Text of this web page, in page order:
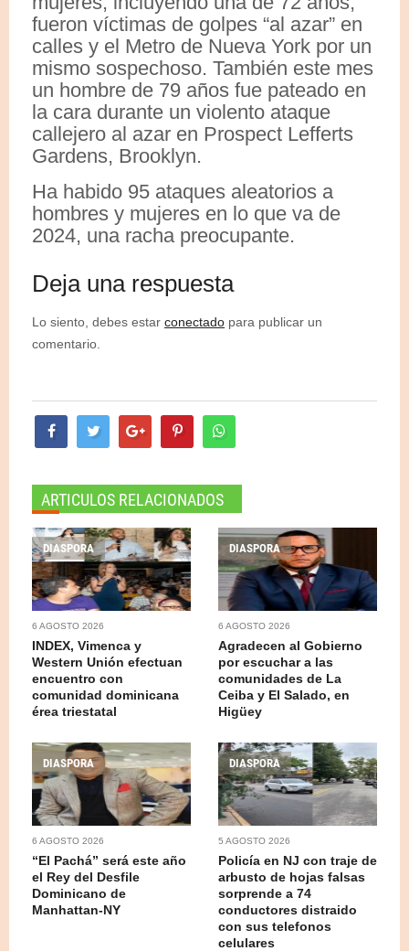
fueron víctimas de golpes “al azar” en
calles y el Metro de Nueva York por un
mismo sospechoso. También este mes
un hombre de 79 años fue pateado en
la cara durante un violento ataque
callejero al azar en Prospect Lefferts
Gardens, Brooklyn.
Ha habido 95 ataques aleatorios a
hombres y mujeres en lo que va de
2024, una racha preocupante.
Deja una respuesta
Lo siento, debes estar conectado para publicar un
comentario.
ARTICULOS RELACIONADOS
DIASPORA
6 AGOSTO 2026
INDEX, Vimenca y
Western Unión efectuan
encuentro con
comunidad dominicana
érea triestatal
DIASPORA
6 AGOSTO 2026
Agradecen al Gobierno
por escuchar a las
comunidades de La
Ceiba y El Salado, en
Higüey
DIASPORA
6 AGOSTO 2026
“El Pachá” será este año
el Rey del Desfile
Dominicano de
Manhattan-NY
DIASPORA
5 AGOSTO 2026
Policía en NJ con traje de
arbusto de hojas falsas
sorprende a 74
conductores distraido
con sus telefonos
celulares